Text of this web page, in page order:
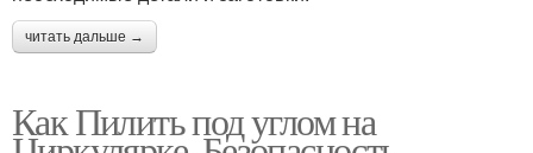
читать дальше →
Как Пилить под углом на